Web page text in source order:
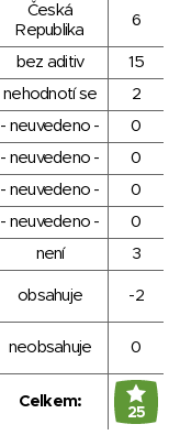
Česká
Republika
6
bez aditiv
15
nehodnotí se
2
- neuvedeno -
0
- neuvedeno -
0
- neuvedeno -
0
- neuvedeno -
0
není
3
obsahuje -2
neobsahuje 0
Celkem:
25